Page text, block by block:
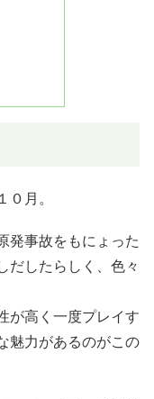
０月。
発事故をもにょった
だしたらしく、色々
が高く一度プレイす
魅力があるのがこの